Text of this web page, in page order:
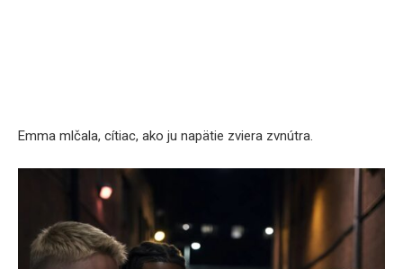
Emma mlčala, cítiac, ako ju napätie zviera zvnútra.